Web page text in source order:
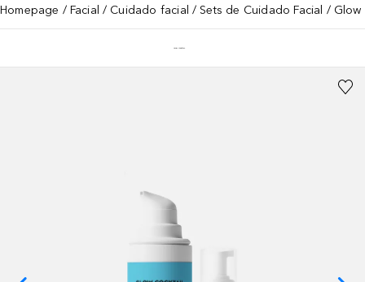
Homepage Facial Cuidado facial Sets de Cuidado Facial